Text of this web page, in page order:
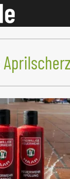
Aprilscherz